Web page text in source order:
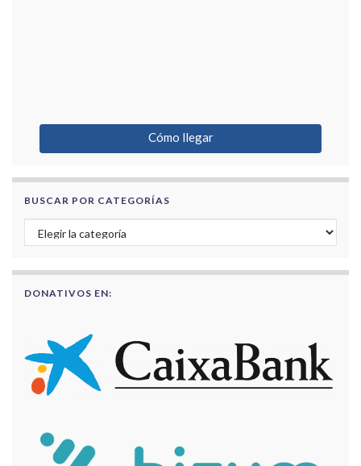
Cómo llegar
BUSCAR POR CATEGORÍAS
Buscar por categorías
DONATIVOS EN: